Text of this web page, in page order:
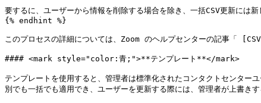
要するに、ユーザーから情報を削除する場合を除き、一括CSV更新には
{% endhint %}
このプロセスの詳細については、Zoom のヘルプセンターの記
#### <mark style="color:青;">**テンプレート**</mark>
テンプレートを使用すると、管理者は標準化されたコンタクトセンター
別でも一括でも適用でき、ユーザーを更新する際には、管理者が上書き